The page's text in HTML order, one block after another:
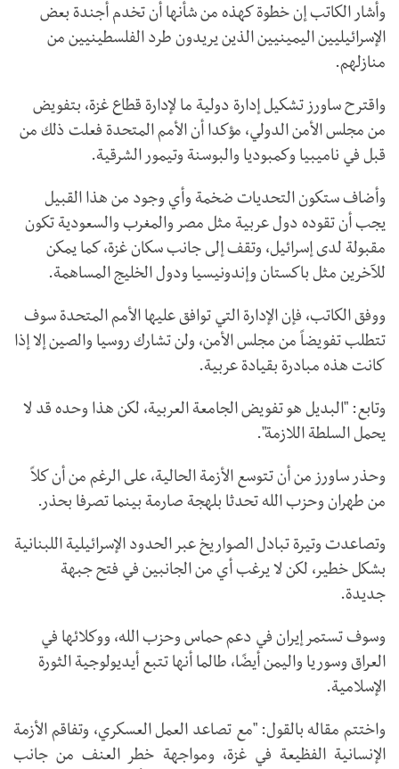
وأشار الكاتب إن خطوة كهذه من شأنها أن تخدم أجندة بعض
الإسرائيليين اليمينيين الذين يريدون طرد الفلسطينيين من
منازلهم.
واقترح ساورز تشكيل إدارة دولية ما لإدارة قطاع غزة، بتفويض
من مجلس الأمن الدولي، مؤكدا أن الأمم المتحدة فعلت ذلك من
قبل في ناميبيا وكمبوديا والبوسنة وتيمور الشرقية.
وأضاف ستكون التحديات ضخمة وأي وجود من هذا القبيل
يجب أن تقوده دول عربية مثل مصر والمغرب والسعودية تكون
مقبولة لدى إسرائيل، وتقف إلى جانب سكان غزة، كما يمكن
للآخرين مثل باكستان وإندونيسيا ودول الخليج المساهمة.
ووفق الكاتب، فإن الإدارة التي توافق عليها الأمم المتحدة سوف
تتطلب تفويضاً من مجلس الأمن، ولن تشارك روسيا والصين إلا إذا
كانت هذه مبادرة بقيادة عربية.
وتابع: "البديل هو تفويض الجامعة العربية، لكن هذا وحده قد لا
يحمل السلطة اللازمة".
وحذر ساورز من أن تتوسع الأزمة الحالية، على الرغم من أن كلاً
من طهران وحزب الله تحدثا بلهجة صارمة بينما تصرفا بحذر.
وتصاعدت وتيرة تبادل الصواريخ عبر الحدود الإسرائيلية اللبنانية
بشكل خطير، لكن لا يرغب أي من الجانبين في فتح جبهة
جديدة.
وسوف تستمر إيران في دعم حماس وحزب الله، ووكلائها في
العراق وسوريا واليمن أيضًا، طالما أنها تتبع أيديولوجية الثورة
الإسلامية.
واختتم مقاله بالقول: "مع تصاعد العمل العسكري، وتفاقم الأزمة
الإنسانية الفظيعة في غزة، ومواجهة خطر العنف من جانب